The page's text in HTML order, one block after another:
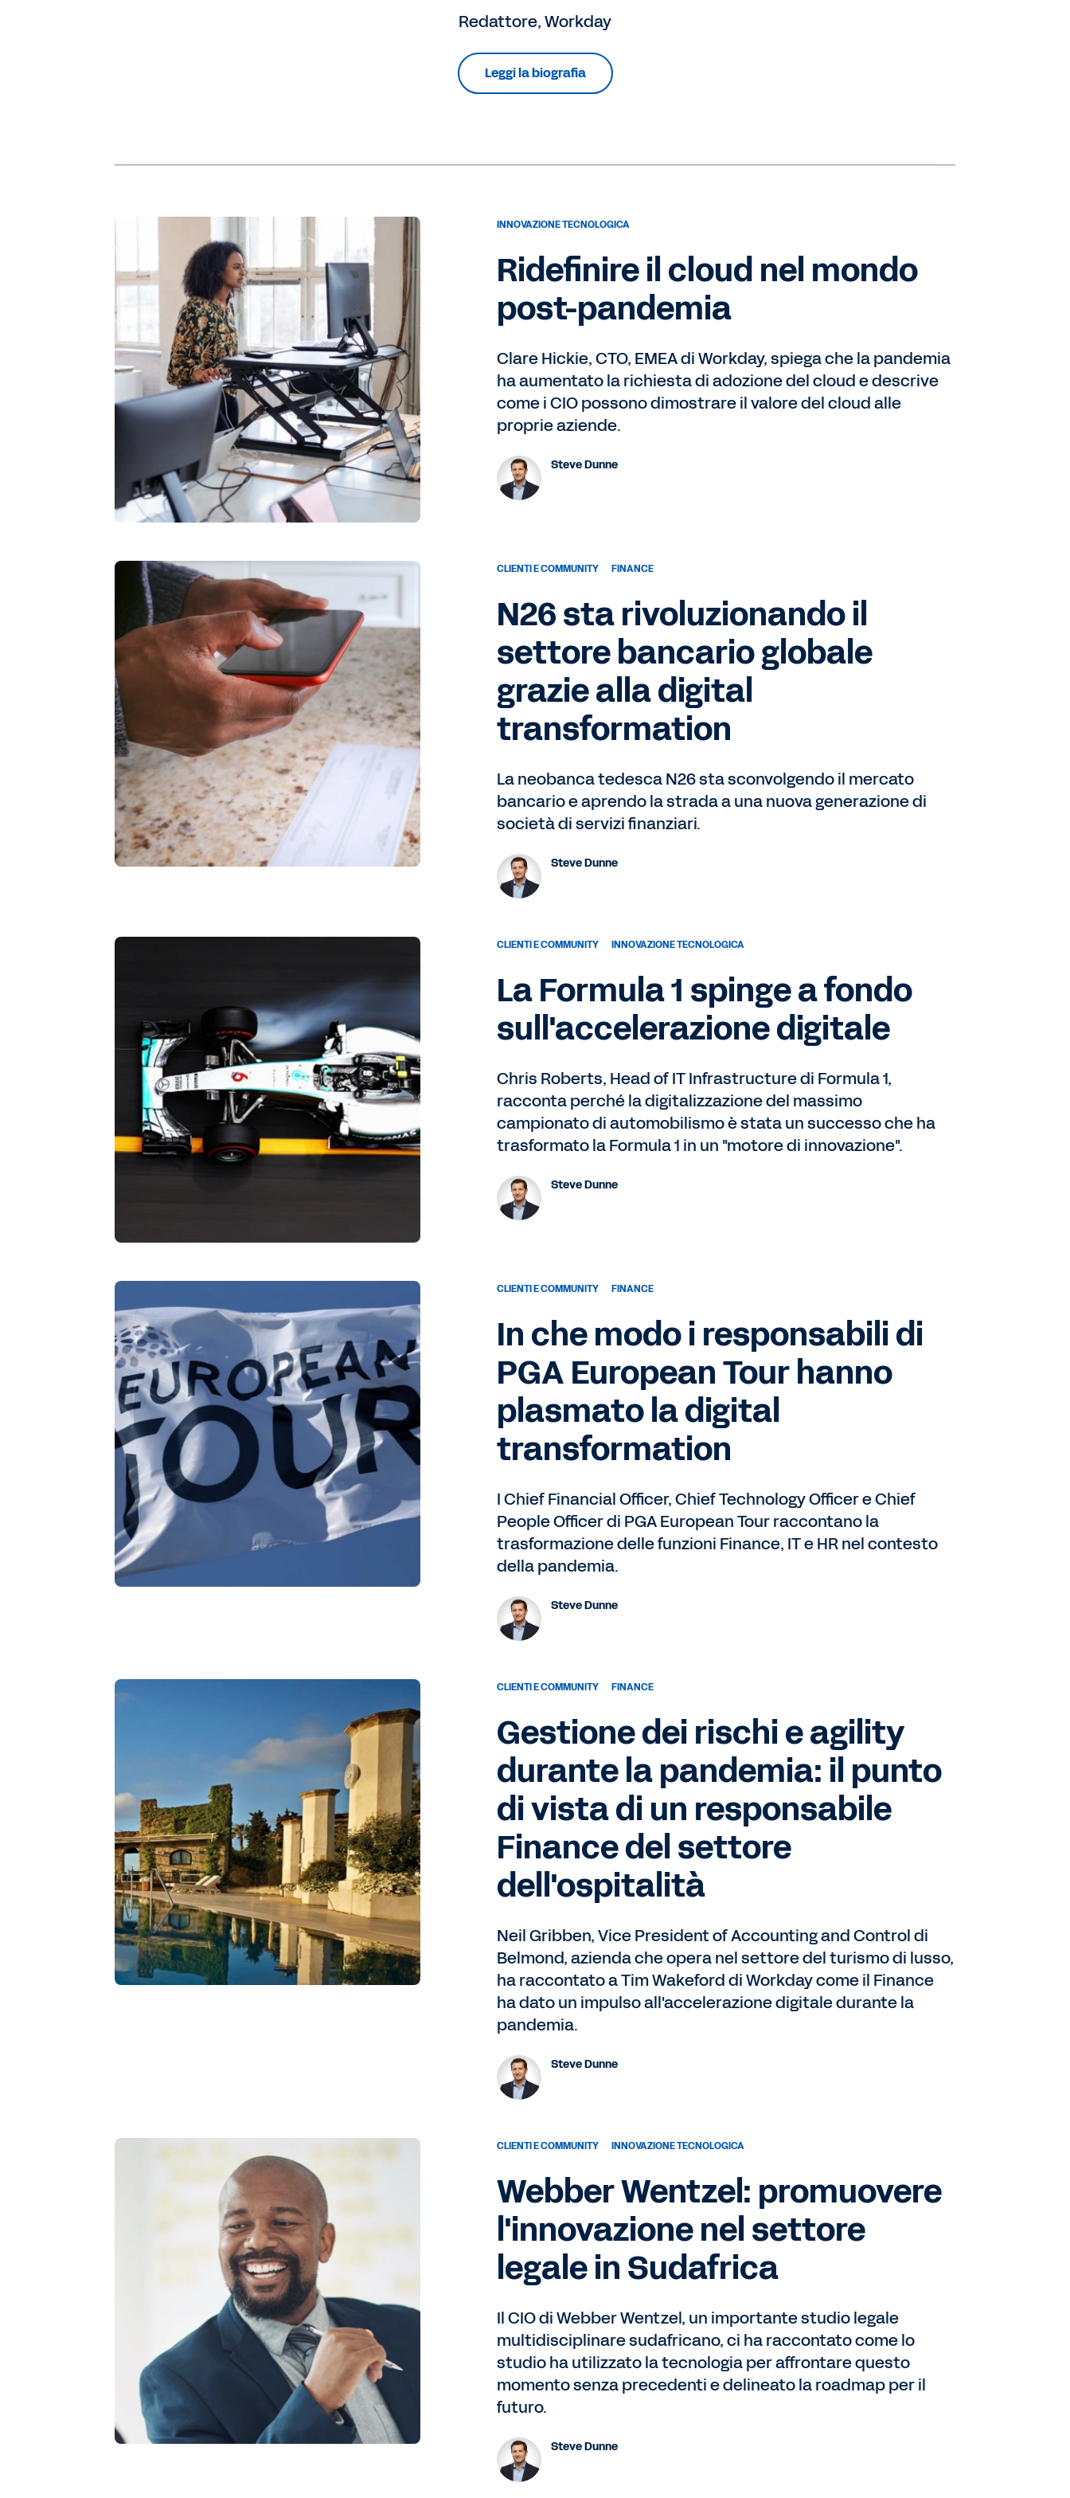
Redattore, Workday
Leggi la biografia
INNOVAZIONE TECNOLOGICA
Ridefinire il cloud nel mondo
post-pandemia
Clare Hickie, CTO, EMEA di Workday, spiega che la pandemia
ha aumentato la richiesta di adozione del cloud e descrive
come i CIO possono dimostrare il valore del cloud alle
proprie aziende.
Steve Dunne
CLIENTI E COMMUNITY FINANCE
N26 sta rivoluzionando il
settore bancario globale
grazie alla digital
transformation
La neobanca tedesca N26 sta sconvolgendo il mercato
bancario e aprendo la strada a una nuova generazione di
società di servizi finanziari.
Steve Dunne
CLIENTI E COMMUNITY INNOVAZIONE TECNOLOGICA
La Formula 1 spinge a fondo
sull'accelerazione digitale
Chris Roberts, Head of IT Infrastructure di Formula 1,
racconta perché la digitalizzazione del massimo
campionato di automobilismo è stata un successo che ha
trasformato la Formula 1 in un "motore di innovazione".
Steve Dunne
CLIENTI E COMMUNITY FINANCE
In che modo i responsabili di
PGA European Tour hanno
plasmato la digital
transformation
I Chief Financial Officer, Chief Technology Officer e Chief
People Officer di PGA European Tour raccontano la
trasformazione delle funzioni Finance, IT e HR nel contesto
della pandemia.
Steve Dunne
CLIENTI E COMMUNITY FINANCE
Gestione dei rischi e agility
durante la pandemia: il punto
di vista di un responsabile
Finance del settore
dell'ospitalità
Neil Gribben, Vice President of Accounting and Control di
Belmond, azienda che opera nel settore del turismo di lusso,
ha raccontato a Tim Wakeford di Workday come il Finance
ha dato un impulso all'accelerazione digitale durante la
pandemia.
Steve Dunne
CLIENTI E COMMUNITY INNOVAZIONE TECNOLOGICA
Webber Wentzel: promuovere
l'innovazione nel settore
legale in Sudafrica
Il CIO di Webber Wentzel, un importante studio legale
multidisciplinare sudafricano, ci ha raccontato come lo
studio ha utilizzato la tecnologia per affrontare questo
momento senza precedenti e delineato la roadmap per il
futuro.
Steve Dunne